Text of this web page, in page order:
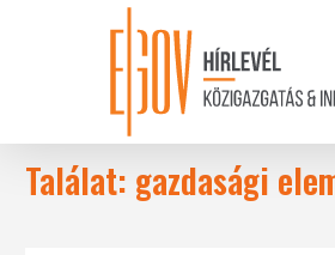
Találat: gazdasági